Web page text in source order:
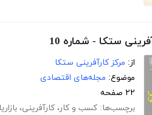
ستکا - شماره 10
از: مرکز کارآفرینی ستکا
موضوع: مجله‌های اقتصادی
۲۲ صفحه
برچسب‌ها: کسب و کار، کارآفرینی،